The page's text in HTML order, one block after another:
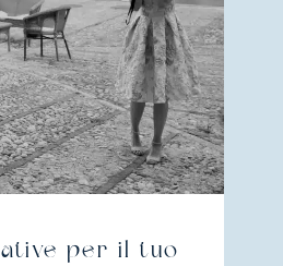
per il tuo